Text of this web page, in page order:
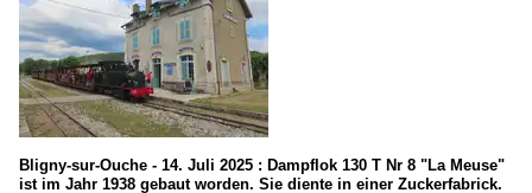
E 3/3
E-Loks | 91 85
4 410 Re 410 Re 4/4 I ·SBB·MThB·
Personenwagen
Bligny-sur-Ouche - 14. Juli 2025 : Dampflok 130 T Nr 8 "La Meuse"
ist im Jahr 1938 gebaut worden. Sie diente in einer Zuckerfabrick.